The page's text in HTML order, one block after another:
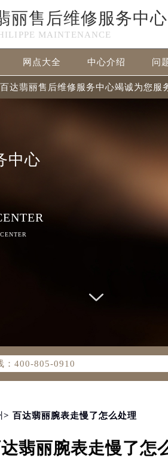
丽售后维修服务中心
MAINTENANCE
网点大全 中心介绍 问
百达翡丽售后维修服务中心竭诚为您服
中心
：400-805-0910
服务覆盖中国大陆、香港、澳门、台
：
6层602室（需提前预约）
3705室（需提前预约）
> 百达翡丽腕表走慢了怎么处理
翡丽腕表走慢了怎